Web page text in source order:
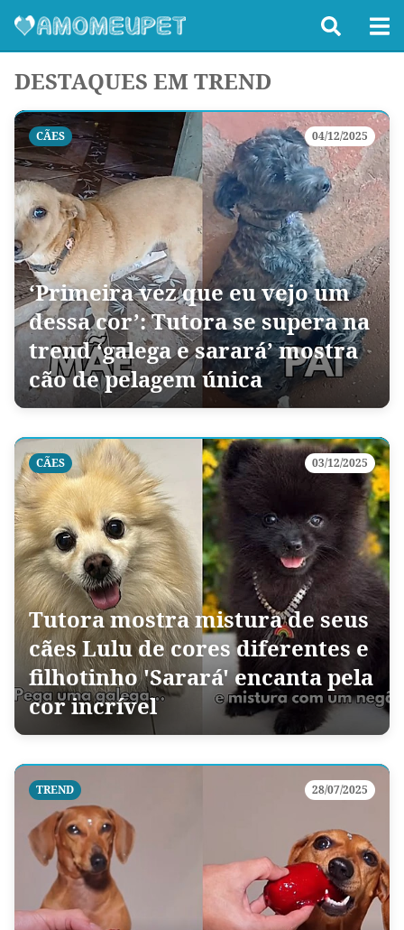
DESTAQUES EM TREND
CÃES 04/12/2025
‘Primeira vez que eu vejo um
dessa cor’: Tutora se supera na
trend ‘galega e sarará’ mostra
cão de pelagem única
CÃES 03/12/2025
Tutora mostra mistura de seus
cães Lulu de cores diferentes e
filhotinho 'Sarará' encanta pela
cor incrível
TREND 28/07/2025